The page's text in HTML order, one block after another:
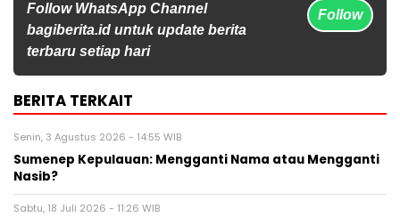
Follow WhatsApp Channel
bagiberita.id untuk update berita
terbaru setiap hari
Follow
BERITA TERKAIT
Senin, 3 Agustus 2026 - 14:55 WIB
Sumenep Kepulauan: Mengganti Nama atau Mengganti
Nasib?
Sabtu, 18 Juli 2026 - 11:26 WIB